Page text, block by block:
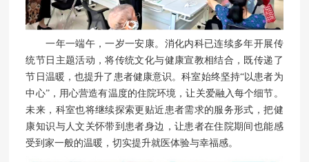
一年一端午，一岁一安康。消化内科已连续多年开展传
统节日主题活动，将传统文化与健康宣教相结合，既传递了
节日温暖，也提升了患者健康意识。科室始终坚持“以患者为
中心”，用心营造有温度的住院环境，让关爱融入每个细节。
未来，科室也将继续探索更贴近患者需求的服务形式，把健
康知识与人文关怀带到患者身边，让患者在住院期间也能感
受到家一般的温暖，切实提升就医体验与幸福感。